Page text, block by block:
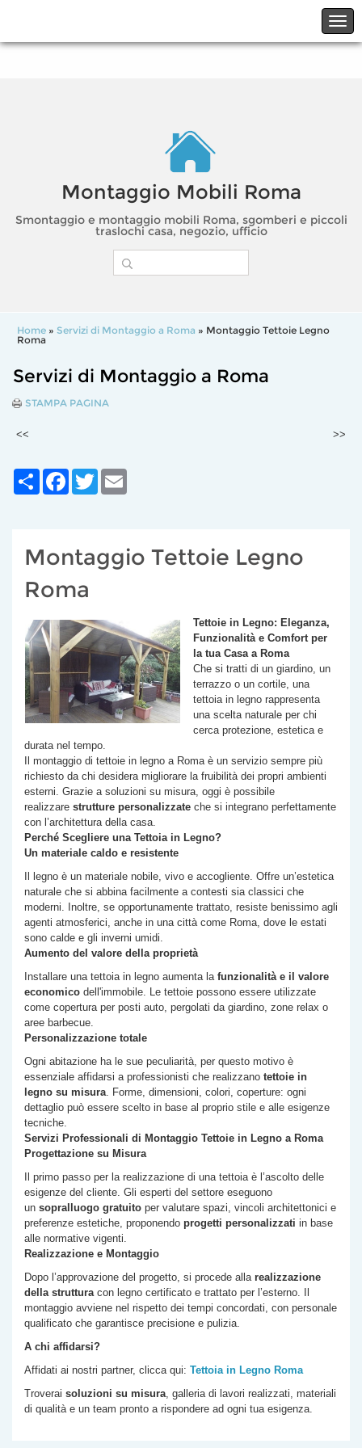
Montaggio Mobili Roma
Smontaggio e montaggio mobili Roma, sgomberi e piccoli
traslochi casa, negozio, ufficio
Home » Servizi di Montaggio a Roma » Montaggio Tettoie Legno
Roma
Servizi di Montaggio a Roma
STAMPA PAGINA
<< >>
Share FacebookTwitter
Montaggio Tettoie Legno
Roma
Tettoie in Legno: Eleganza,
Funzionalità e Comfort per
la tua Casa a Roma
Che si tratti di un giardino, un
terrazzo o un cortile, una
tettoia in legno rappresenta
una scelta naturale per chi
cerca protezione, estetica e
durata nel tempo.
Il montaggio di tettoie in legno a Roma è un servizio sempre più
richiesto da chi desidera migliorare la fruibilità dei propri ambienti
esterni. Grazie a soluzioni su misura, oggi è possibile
realizzare strutture personalizzate che si integrano perfettamente
con l’architettura della casa.
Perché Scegliere una Tettoia in Legno?
Un materiale caldo e resistente
Il legno è un materiale nobile, vivo e accogliente. Offre un’estetica
naturale che si abbina facilmente a contesti sia classici che
moderni. Inoltre, se opportunamente trattato, resiste benissimo agli
agenti atmosferici, anche in una città come Roma, dove le estati
sono calde e gli inverni umidi.
Aumento del valore della proprietà
Installare una tettoia in legno aumenta la funzionalità e il valore
economico dell'immobile. Le tettoie possono essere utilizzate
come copertura per posti auto, pergolati da giardino, zone relax o
aree barbecue.
Personalizzazione totale
Ogni abitazione ha le sue peculiarità, per questo motivo è
essenziale affidarsi a professionisti che realizzano tettoie in
legno su misura. Forme, dimensioni, colori, coperture: ogni
dettaglio può essere scelto in base al proprio stile e alle esigenze
tecniche.
Servizi Professionali di Montaggio Tettoie in Legno a Roma
Progettazione su Misura
Il primo passo per la realizzazione di una tettoia è l’ascolto delle
esigenze del cliente. Gli esperti del settore eseguono
un sopralluogo gratuito per valutare spazi, vincoli architettonici e
preferenze estetiche, proponendo progetti personalizzati in base
alle normative vigenti.
Realizzazione e Montaggio
Dopo l’approvazione del progetto, si procede alla realizzazione
della strutturacon legno certificato e trattato per l’esterno. Il
montaggio avviene nel rispetto dei tempi concordati, con personale
qualificato che garantisce precisione e pulizia.
A chi affidarsi?
Affidati ai nostri partner, clicca qui: Tettoia in Legno Roma
Troverai soluzioni su misura, galleria di lavori realizzati, materiali
di qualità e un team pronto a rispondere ad ogni tua esigenza.